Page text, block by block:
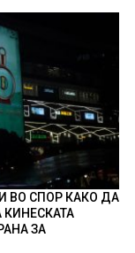
ВО СПОР КАКО ДА
ЗА